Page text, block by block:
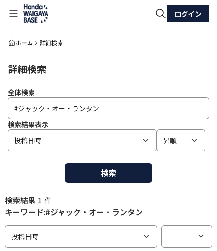
全体検索
ログイン
ホーム 詳細検索
詳細検索
全体検索
検索結果表示
投稿日時
昇順
検索
検索結果 1 件
キーワード:#ジャック・オー・ランタン
投稿日時